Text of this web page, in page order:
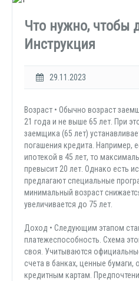
Что нужно, чтобы
Инструкция
29.11.2023
Возраст • Обычно возраст
21 года и не выше 65 лет. При
заемщика (65 лет)
погашения кредита. Например,
ипотекой в 45 лет, то
превысит 20 лет. Однако есть
предлагают специальные
минимальный возраст
увеличивается до 75 лет.
Доход • Cледующим этапом
платежеспособность. Схема
своя. Учитываются
счета в банках, ценные
кредитным картам.